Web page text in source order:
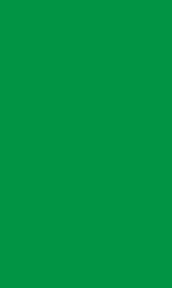
जोडिएका
व्यवस्था
६६ लाई
अधिकांश
मानिएका